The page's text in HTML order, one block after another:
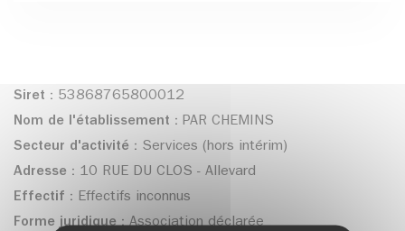
Siret : 53868765800012
Nom de l'établissement : PAR CHEMINS
Secteur d'activité : Services (hors intérim)
Adresse : 10 RUE DU CLOS - Allevard
Effectif : Effectifs inconnus
Forme juridique :Association déclarée